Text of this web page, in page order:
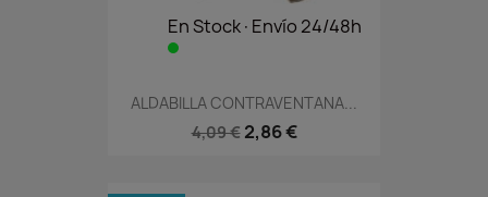
En Stock·Envío 24/48h
ALDABILLA CONTRAVENTANA...
4,09 € 2,86 €